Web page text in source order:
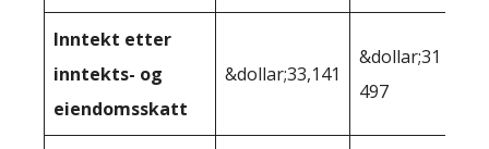
Inntekt etter
inntekts- og
eiendomsskatt
&dollar;33,141
&dollar;31
497